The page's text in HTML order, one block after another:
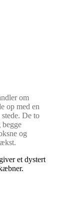
om
op med en
De to
og
et dystert